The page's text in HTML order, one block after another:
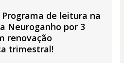
Programa de leitura na
Neuroganho por 3
renovação
trimestral!